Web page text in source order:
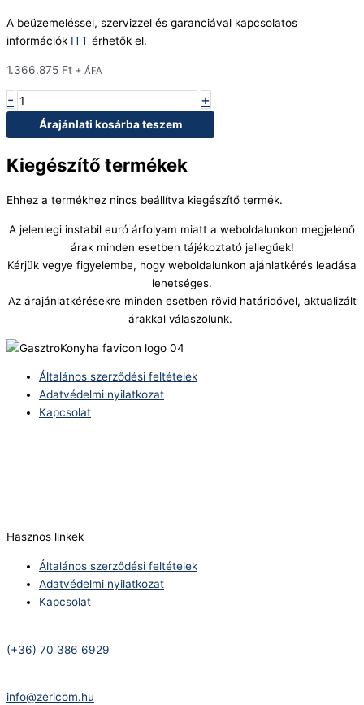
A beüzemeléssel, szervizzel és garanciával kapcsolatos
információk ITT érhetők el.
1.366.875 Ft + ÁFA
- +
Árajánlati kosárba teszem
Kiegészítő termékek
Ehhez a termékhez nincs beállítva kiegészítő termék.
A jelenlegi instabil euró árfolyam miatt a weboldalunkon megjelenő
árak minden esetben tájékoztató jellegűek!
Kérjük vegye figyelembe, hogy weboldalunkon ajánlatkérés leadása
lehetséges.
Az árajánlatkérésekre minden esetben rövid határidővel, aktualizált
árakkal válaszolunk.
Általános szerződési feltételek
Adatvédelmi nyilatkozat
Kapcsolat
Hasznos linkek
Általános szerződési feltételek
Adatvédelmi nyilatkozat
Kapcsolat
(+36) 70 386 6929
info@zericom.hu